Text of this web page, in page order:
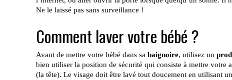
Ne le laissé pas sans surveillance !
Comment laver votre bébé ?
Avant de mettre votre bébé dans sa baignoire, utilisez un
bien utiliser la position de sécurité qui consiste à mettre votre
(la tête). Le visage doit être lavé tout doucement en utilisant un